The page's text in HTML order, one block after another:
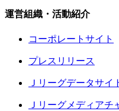
運営組織・活動紹介
コーポレートサイト
プレスリリース
Ｊリーグデータサイ
Ｊリーグメディアチ